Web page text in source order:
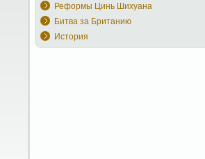
Реформы Цинь Шихуана
Битва за Британию
История